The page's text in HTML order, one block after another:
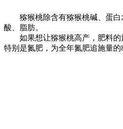
猕猴桃除含有猕猴桃碱、蛋白
酸、脂肪。
如果想让猕猴桃高产，肥料的施
特别是氮肥，为全年氮肥追施量的